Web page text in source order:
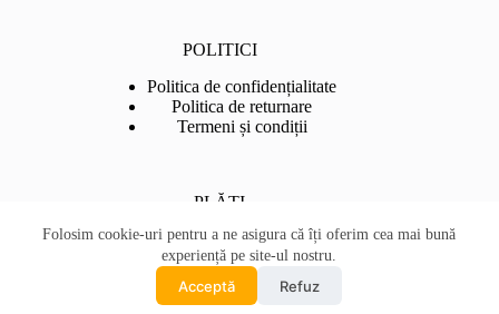
Folosim cookie-uri pentru a ne asigura că îți oferim cea mai bună
experiență pe site-ul nostru.
Acceptă Refuz
POLITICI
Politica de confidențialitate
Politica de returnare
Termeni și condiții
PLĂȚI